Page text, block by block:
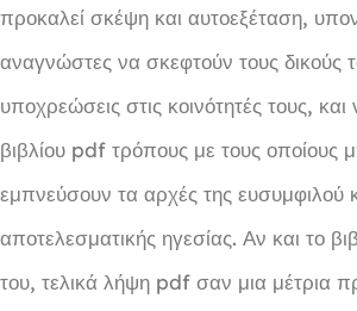
προκαλεί σκέψη και αυτοεξέταση,
αναγνώστες να σκεφτούν τους δικούς
υποχρεώσεις στις κοινότητές τους,
βιβλίου pdf τρόπους με τους οποίους
εμπνεύσουν τα αρχές της ευσυμφιλού
αποτελεσματικής ηγεσίας. Αν και το
του, τελικά λήψη pdf σαν μια μέτρια